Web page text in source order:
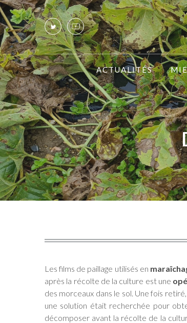
ACTUALITÉS
Les films de paillage utilisés en
après la récolte de la culture est une
des morceaux dans le sol. Une fois
une solution était recherchée pour
décomposer avant la récolte de la